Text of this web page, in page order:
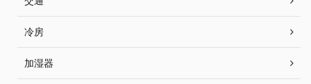
冷房
加湿器